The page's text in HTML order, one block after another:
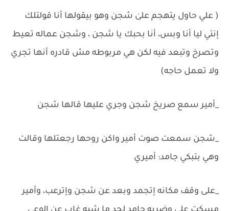
( علي حاول يتهجم علىٰ شجن وهو بيقولها أنا قولتلك
إنتي ليا أنا وبس، أنا بحبك يا شجن ، وشجن عماله تعيط
وتصرخ وتبعد فيه لكن هي مربوطه مش قادره أنها تجري
ولا تعمل حاجه)
_أمير سمع صريخ شجن وجري عليها قالها شجن
_شجن سمعت صوت أمير واكن روحها رجعتلها وقالت
وهي بتبكي جامد: أميري
_على وقف مكانه إتجمد وبعد عن شجن وإترعب، وأمير